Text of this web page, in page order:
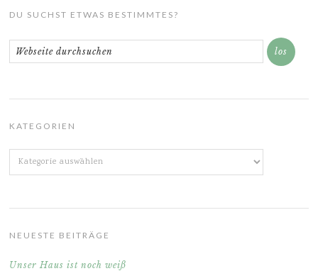
DU SUCHST ETWAS BESTIMMTES?
KATEGORIEN
Kategorien
NEUESTE BEITRÄGE
Unser Haus ist noch weiß